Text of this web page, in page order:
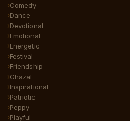
Comedy
Dance
Devotional
Emotional
Energetic
Festival
Friendship
Ghazal
Inspirational
Patriotic
Peppy
Playful